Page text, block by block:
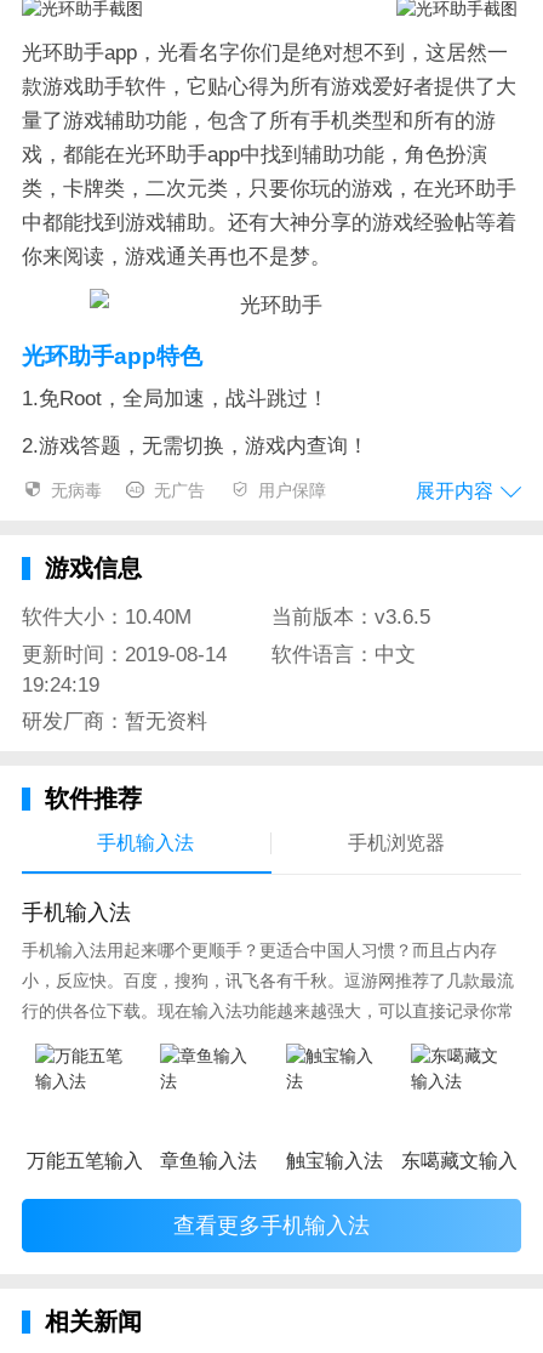
光环助手app，光看名字你们是绝对想不到，这居然一
款游戏助手软件，它贴心得为所有游戏爱好者提供了大
量了游戏辅助功能，包含了所有手机类型和所有的游
戏，都能在光环助手app中找到辅助功能，角色扮演
类，卡牌类，二次元类，只要你玩的游戏，在光环助手
中都能找到游戏辅助。还有大神分享的游戏经验帖等着
你来阅读，游戏通关再也不是梦。
光环助手app特色
1.免Root，全局加速，战斗跳过！
2.游戏答题，无需切换，游戏内查询！
3.单机游戏社区，各路大神，资源共享！
2.支持回复游戏评论，尽情互动交流；
3.问答社区内容编辑器支持插入链接；
4.修复了部分已知bug；
5.部分功能旧版本不支持，请尽快更新；
无病毒 无广告 用户保障 展开内容
游戏信息
软件大小：10.40M
当前版本：v3.6.5
更新时间：2019-08-14
19:24:19
软件语言：中文
研发厂商：暂无资料
软件推荐
手机输入法 手机浏览器
手机输入法
手机输入法用起来哪个更顺手？更适合中国人习惯？而且占内存
小，反应快。百度，搜狗，讯飞各有千秋。逗游网推荐了几款最流
行的供各位下载。现在输入法功能越来越强大，可以直接记录你常
使用的词语，并且还有各种新鲜好玩的表情，一款好的输入法直接
影响到你的打字速度哦。
万能五笔输入法章鱼输入法 触宝输入法 东噶藏文输入法
查看更多手机输入法
相关新闻